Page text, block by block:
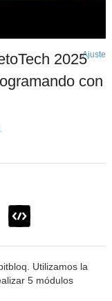
2025
con
Ajuste
Utilizamos la
5 módulos